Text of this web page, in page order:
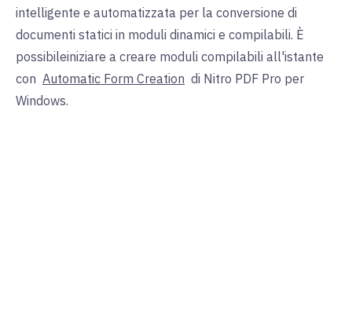
intelligente e automatizzata per la conversione di
documenti statici in moduli dinamici e compilabili. È
possibileiniziare a creare moduli compilabili all'istante
con Automatic Form Creation di Nitro PDF Pro per
Windows.